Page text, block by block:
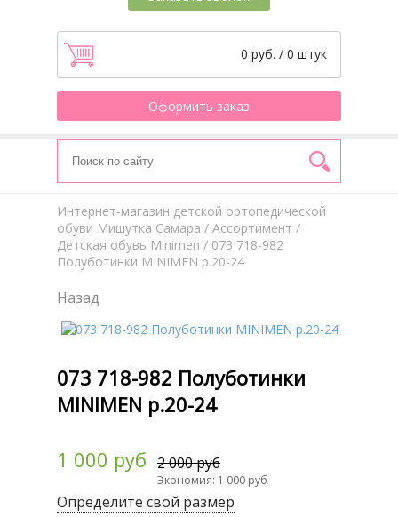
0 руб. / 0 штук
Оформить заказ
Интернет-магазин детской ортопедической
обуви Мишутка Самара / Aссортимент /
Детская обувь Minimen / 073 718-982
Полуботинки MINIMEN р.20-24
Назад
073 718-982 Полуботинки
MINIMEN р.20-24
1 000 руб 2 000 руб
Экономия: 1 000 руб
Определите свой размер